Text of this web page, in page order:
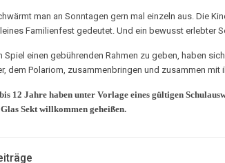
man an Sonntagen gern mal einzeln aus. Die
Familienfest gedeutet. Und ein bewusst erlebter
Spiel einen gebührenden Rahmen zu geben, haben
dem Polariom, zusammenbringen und zusammen
12 Jahre haben unter Vorlage eines gültigen
Sekt willkommen geheißen.